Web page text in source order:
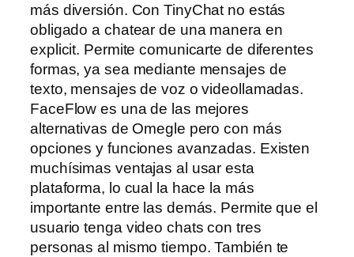
más diversión. Con TinyChat no estás
obligado a chatear de una manera en
explicit. Permite comunicarte de diferentes
formas, ya sea mediante mensajes de
texto, mensajes de voz o videollamadas.
FaceFlow es una de las mejores
alternativas de Omegle pero con más
opciones y funciones avanzadas. Existen
muchísimas ventajas al usar esta
plataforma, lo cual la hace la más
importante entre las demás. Permite que el
usuario tenga video chats con tres
personas al mismo tiempo. También te